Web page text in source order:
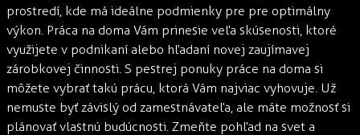
prostredí, kde má ideálne podmienky pre pre optimálny
výkon. Práca na doma Vám prinesie veľa skúsenosti, ktoré
využijete v podnikaní alebo hľadaní novej zaujímavej
zárobkovej činnosti. S pestrej ponuky práce na doma si
môžete vybrať takú prácu, ktorá Vám najviac vyhovuje. Už
nemuste byť závislý od zamestnávateľa, ale máte možnosť si
plánovať vlastnú budúcnosti. Zmeňte pohľad na svet a